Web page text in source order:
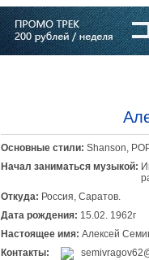
Основные стили: Shanson,
Начал заниматься музыкой:
Откуда: Россия, Саратов.
Дата рождения: 15.02. 1962г
Настоящее имя: Алексей
Контакты: